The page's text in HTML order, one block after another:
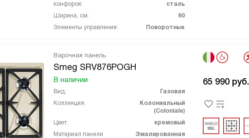
конфорок:
сталь
Ширина, см:
60
Элементы управления:
Поворотные
Варочная панель
Smeg SRV876POGH
В наличии
Вид:
Газовая
Коллекция:
Колониальный
(Coloniale)
Цвет:
кремовый
Материал панели
Эмалированная
65 990 руб.